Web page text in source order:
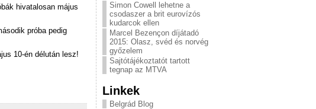
hivatalosan május
próba pedig
10-én délután lesz!
Simon Cowell lehetne a
csodaszer a brit eurovízós
kudarcok ellen
Marcel Bezençon díjátadó
2015: Olasz, svéd és norvég
győzelem
Sajtótájékoztatót tartott
tegnap az MTVA
Linkek
Belgrád Blog